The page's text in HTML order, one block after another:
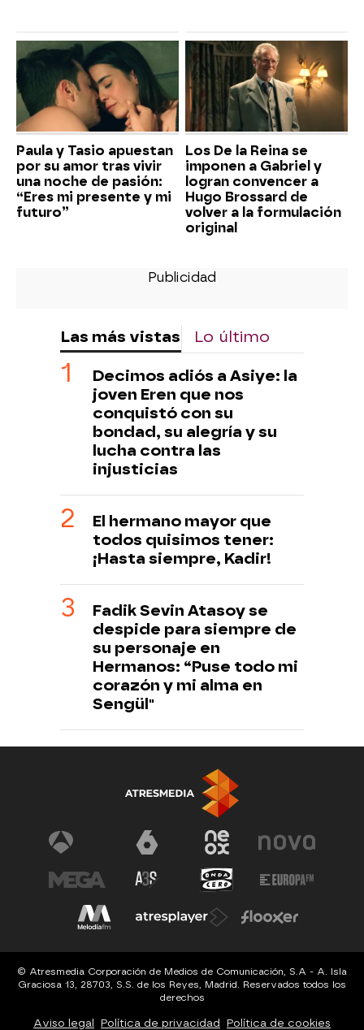
Paula y Tasio apuestan
por su amor tras vivir
una noche de pasión:
“Eres mi presente y mi
futuro”
Los De la Reina se
imponen a Gabriel y
logran convencer a
Hugo Brossard de
volver a la formulación
original
Las más vistas Lo último
Decimos adiós a Asiye: la
joven Eren que nos
conquistó con su
bondad, su alegría y su
lucha contra las
injusticias
El hermano mayor que
todos quisimos tener:
¡Hasta siempre, Kadir!
Fadik Sevin Atasoy se
despide para siempre de
su personaje en
Hermanos: “Puse todo mi
corazón y mi alma en
Sengül"
© Atresmedia Corporación de Medios de Comunicación, S.A - A. Isla
Graciosa 13, 28703, S.S. de los Reyes, Madrid. Reservados todos los
derechos
Aviso legal Política de privacidad Política de cookies